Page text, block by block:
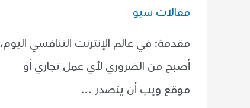
مقالات سيو
مقدمة: في عالم الإنترنت التنافسي اليوم،
أصبح من الضروري لأي عمل تجاري أو
موقع ويب أن يتصدر …